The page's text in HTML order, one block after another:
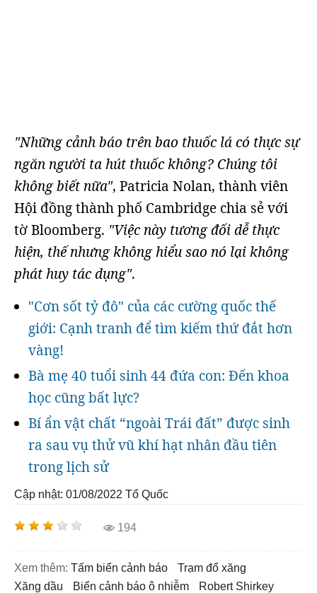
"Những cảnh báo trên bao thuốc lá có thực sự
ngăn người ta hút thuốc không? Chúng tôi
không biết nữa", Patricia Nolan, thành viên
Hội đồng thành phố Cambridge chia sẻ với
tờ Bloomberg. "Việc này tương đối dễ thực
hiện, thế nhưng không hiểu sao nó lại không
phát huy tác dụng".
"Cơn sốt tỷ đô" của các cường quốc thế
giới: Cạnh tranh để tìm kiếm thứ đắt hơn
vàng!
Bà mẹ 40 tuổi sinh 44 đứa con: Đến khoa
học cũng bất lực?
Bí ẩn vật chất “ngoài Trái đất” được sinh
ra sau vụ thử vũ khí hạt nhân đầu tiên
trong lịch sử
Cập nhật: 01/08/2022 Tổ Quốc
194
Xem thêm: tấm biển cảnh báo
trạm đổ xăng
xăng dầu
biển cảnh báo ô nhiễm Robert Shirkey